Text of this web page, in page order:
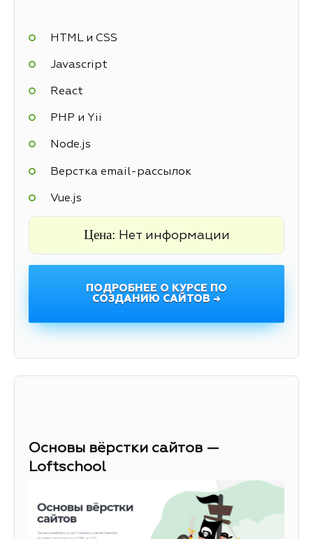
HTML и CSS
Javascript
React
PHP и Yii
Node.js
Верстка email-рассылок
Vue.js
Цена: Нет информации
ПОДРОБНЕЕ О КУРСЕ ПО
СОЗДАНИЮ САЙТОВ →
Основы вёрстки сайтов —
Loftschool